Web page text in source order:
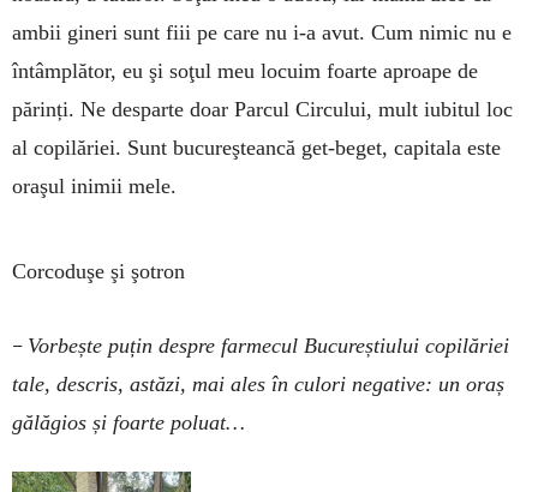
ambii gineri sunt fiii pe care nu i-a avut. Cum nimic nu e
întâmplător, eu şi soţul meu locuim foarte aproape de
părinți. Ne desparte doar Parcul Circului, mult iubitul loc
al copilăriei. Sunt bucureşteancă get-beget, capitala este
oraşul inimii mele.
Corcoduşe şi şotron
– Vorbește puțin despre farmecul Bucureștiului copilăriei
tale, descris, astăzi, mai ales în culori negative: un o­raș
gălăgios și foarte poluat…